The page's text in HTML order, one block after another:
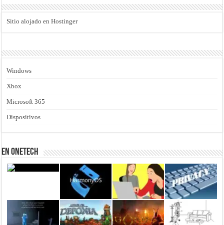
Sitio alojado en Hostinger
Windows
Xbox
Microsoft 365
Dispositivos
En Onetech